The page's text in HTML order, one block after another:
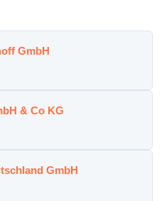
GmbH
& Co KG
GmbH